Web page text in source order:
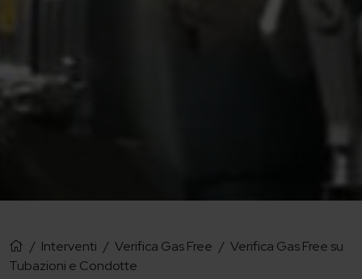
/ Interventi / Verifica Gas Free / Verifica Gas Free su
Tubazioni e Condotte